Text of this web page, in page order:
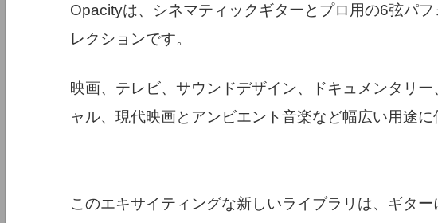
Opacityは、シネマティックギターとプロ用の6弦パ
レクションです。
映画、テレビ、サウンドデザイン、ドキュメンタリ
ャル、現代映画とアンビエント音楽など幅広い用途に
このエキサイティングな新しいライブラリは、ギタ